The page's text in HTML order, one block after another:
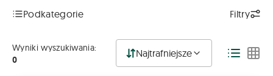
Podkategorie Filtry
Wyniki wyszukiwania:
0
Najtrafniejsze